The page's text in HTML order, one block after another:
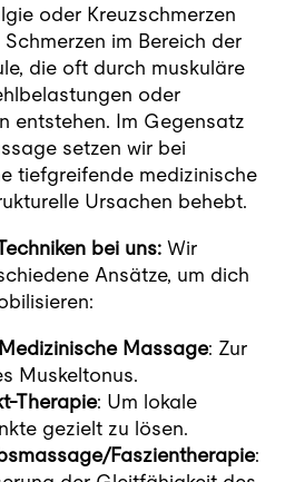
oder Kreuzschmerzen
im Bereich der
die oft durch muskuläre
oder
entstehen. Im Gegensatz
setzen wir bei
tiefgreifende medizinische
Ursachen behebt.
bei uns:Wir
Ansätze, um dich
Massage: Zur
Muskeltonus.
Therapie: Um lokale
gezielt zu lösen.
Faszientherapie: